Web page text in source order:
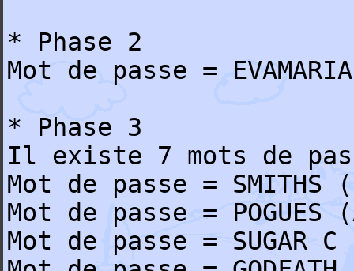
* Phase 2
Mot de passe =
* Phase 3
Il existe 7 mots de
Mot de passe =
Mot de passe =
Mot de passe = SUGAR